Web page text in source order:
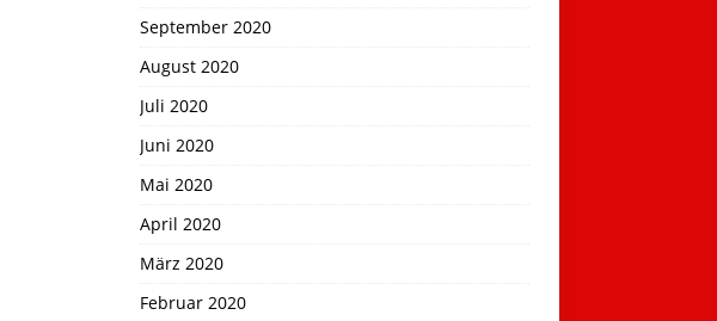
September 2020
August 2020
Juli 2020
Juni 2020
Mai 2020
April 2020
März 2020
Februar 2020